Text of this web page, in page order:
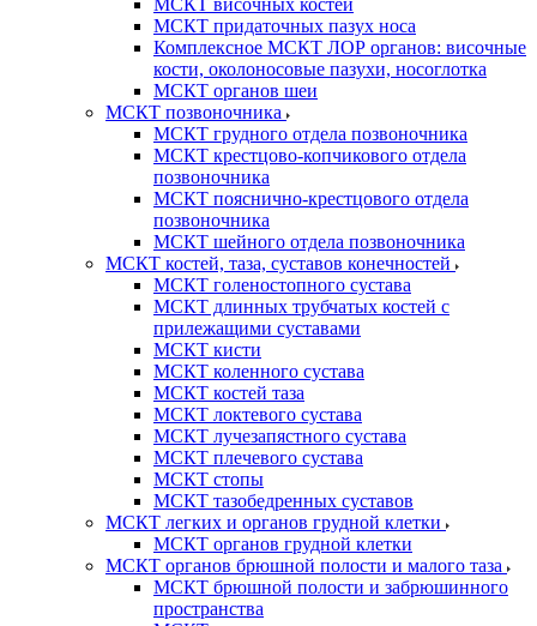
МСКТ височных костей
МСКТ придаточных пазух носа
Комплексное МСКТ ЛОР органов: височные
кости, околоносовые пазухи, носоглотка
МСКТ органов шеи
МСКТ позвоночника
МСКТ грудного отдела позвоночника
МСКТ крестцово-копчикового отдела
позвоночника
МСКТ пояснично-крестцового отдела
позвоночника
МСКТ шейного отдела позвоночника
МСКТ костей, таза, суставов конечностей
МСКТ голеностопного сустава
МСКТ длинных трубчатых костей с
прилежащими суставами
МСКТ кисти
МСКТ коленного сустава
МСКТ костей таза
МСКТ локтевого сустава
МСКТ лучезапястного сустава
МСКТ плечевого сустава
МСКТ стопы
МСКТ тазобедренных суставов
МСКТ легких и органов грудной клетки
МСКТ органов грудной клетки
МСКТ органов брюшной полости и малого таза
МСКТ брюшной полости и забрюшинного
пространства